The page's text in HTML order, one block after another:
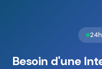
risques liés aux
Besoin d'une